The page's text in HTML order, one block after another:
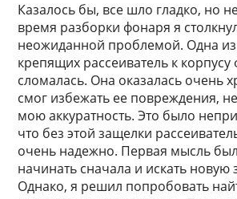
Казалось бы, все шло гладко, но
время разборки фонаря я
неожиданной проблемой. Одна
крепящих рассеиватель к корпусу
сломалась. Она оказалась очень
смог избежать ее повреждения,
мою аккуратность. Это было
что без этой защелки
очень надежно. Первая мысль
начинать сначала и искать новую
Однако, я решил попробовать